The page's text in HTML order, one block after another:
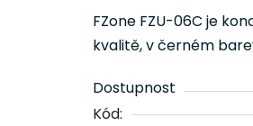
je
0,0
5
hvězdiček.
FZone FZU-06C je
kvalitě, v černém
Dostupnost
Kód: